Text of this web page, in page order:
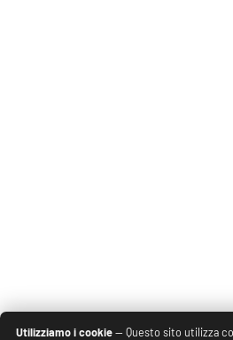
Utilizziamo i cookie— Questo sito utilizza